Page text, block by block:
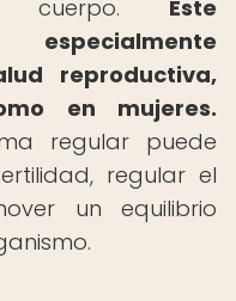
cuerpo. Este
reproductiva,
en mujeres.
regular puede
regular el
un equilibrio